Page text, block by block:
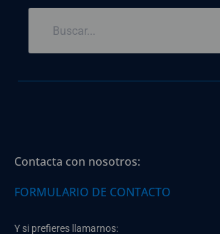
Contacta con nosotros:
FORMULARIO DE CONTACTO
Y si prefieres llamarnos: